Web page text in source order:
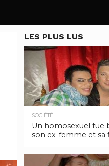
LES PLUS LUS
SOCIÉTÉ
Un homosexuel tue
son ex-femme et sa